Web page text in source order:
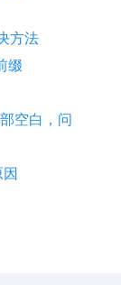
方法
缀
空白， 问